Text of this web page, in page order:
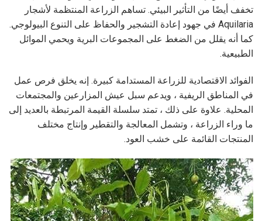
تخفف أيضًا من التأثير البيئي. تساهم الزراعة المنتظمة لأشجار
Aquilaria في جهود إعادة التشجير والحفاظ على التنوع البيولوجي.
كما أنه يقلل من الضغط على المجموعات البرية ويحمي الموائل
الطبيعية.
الفوائد الاقتصادية للزراعة المستدامة كبيرة. إنه يخلق فرص عمل
في المناطق الريفية ، ويدعم سبل عيش المزارعين والمجتمعات
المحلية. علاوة على ذلك ، تمتد سلسلة القيمة المرتبطة بالعديد إلى
ما وراء الزراعة ، وتشمل المعالجة والتقطير وإنتاج مختلف
المنتجات القائمة على خشب العود.